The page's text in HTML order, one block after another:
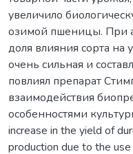
увеличило
озимой пшеницы. При
доля влияния сорта
очень сильная и
повлиял препарат
взаимодействия
особенностями
increase in the yield of
production due to the